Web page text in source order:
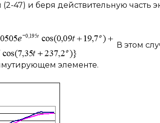
47) и беря действительную часть
В этом
элементе.